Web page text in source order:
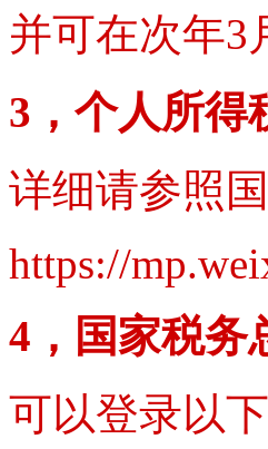
并可在次年3
3，个人所得
详细请参照
https://
4，国家税务
可以登录以